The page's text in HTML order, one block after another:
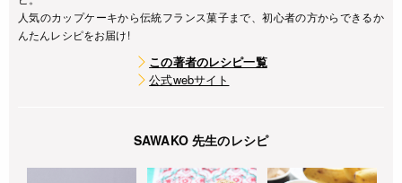
人気のカップケーキから伝統フランス菓子まで、初心者の方からできるか
んたんレシピをお届け!
この著者のレシピ一覧
公式webサイト
SAWAKO 先生のレシピ